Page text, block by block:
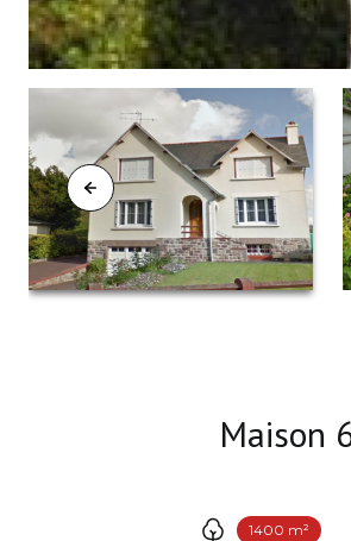
1400 m²